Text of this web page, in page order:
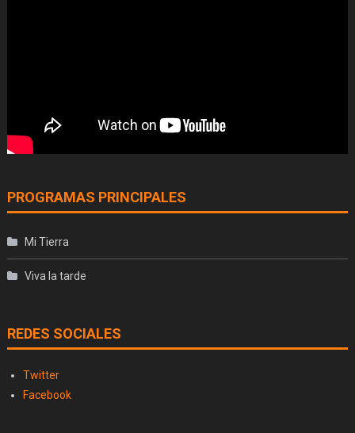
PROGRAMAS PRINCIPALES
Mi Tierra
Viva la tarde
REDES SOCIALES
Twitter
Facebook